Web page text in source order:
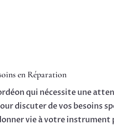
en Réparation
qui nécessite une
discuter de vos besoins
vie à votre instrument